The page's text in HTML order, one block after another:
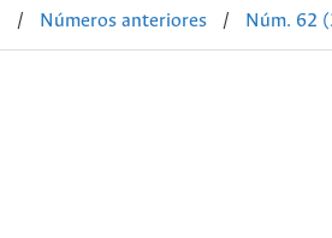
/ Números anteriores / Núm. 62